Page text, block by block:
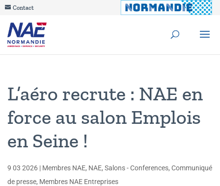
Contact
L’aéro recrute : NAE en
force au salon Emplois
en Seine !
9 03 2026 | Membres NAE, NAE, Salons - Conferences, Communiqué
de presse, Membres NAE Entreprises